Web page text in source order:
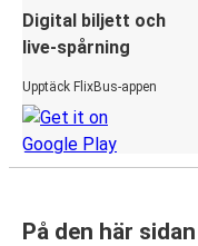
Digital biljett och
live-spårning
Upptäck FlixBus-appen
På den här sidan